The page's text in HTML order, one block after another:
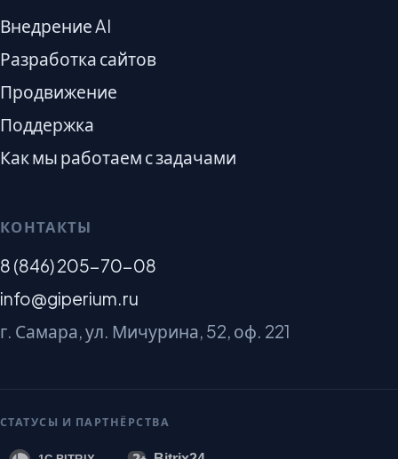
Внедрение AI
Разработка сайтов
Продвижение
Поддержка
Как мы работаем с задачами
КОНТАКТЫ
8 (846) 205-70-08
info@giperium.ru
г. Самара, ул. Мичурина, 52, оф. 221
СТАТУСЫ И ПАРТНЁРСТВА